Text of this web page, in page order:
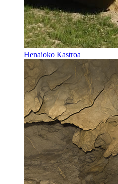
Henaioko Kastroa